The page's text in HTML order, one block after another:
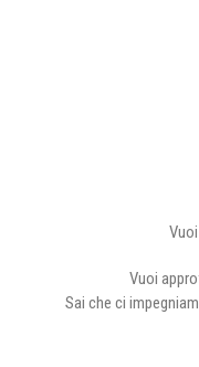
Vuoi
Sai che ci